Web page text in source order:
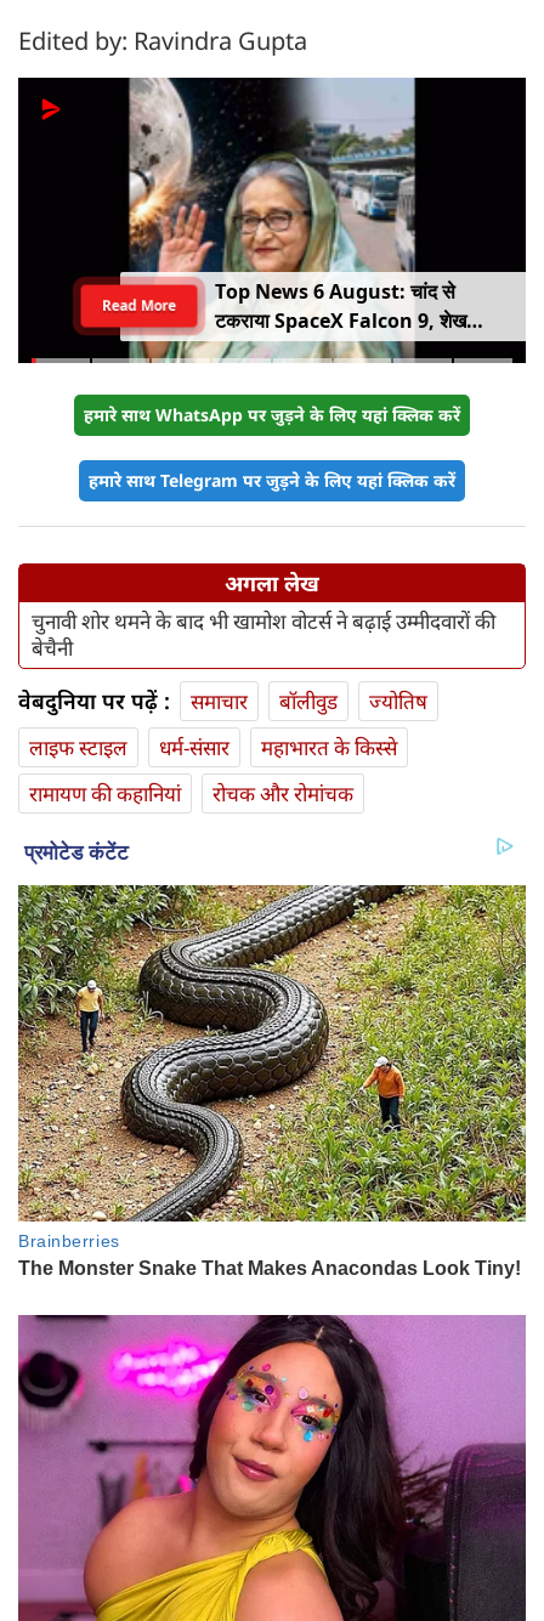
Edited by: Ravindra Gupta
Top News 6 August: चांद से
टकराया SpaceX Falcon 9, शेख
हसीना की घर वापसी का ऐलान, MP में बस
Read More
हमारे साथ WhatsApp पर जुड़ने के लिए यहां क्लिक करें
हमारे साथ Telegram पर जुड़ने के लिए यहां क्लिक करें
अगला लेख
चुनावी शोर थमने के बाद भी खामोश वोटर्स ने बढ़ाई उम्मीदवारों की
बेचैनी
वेबदुनिया पर पढ़ें : समाचार बॉलीवुड
ज्योतिष
लाइफ स्‍टाइल
धर्म-संसार
महाभारत के किस्से
रामायण की कहानियां
रोचक और रोमांचक